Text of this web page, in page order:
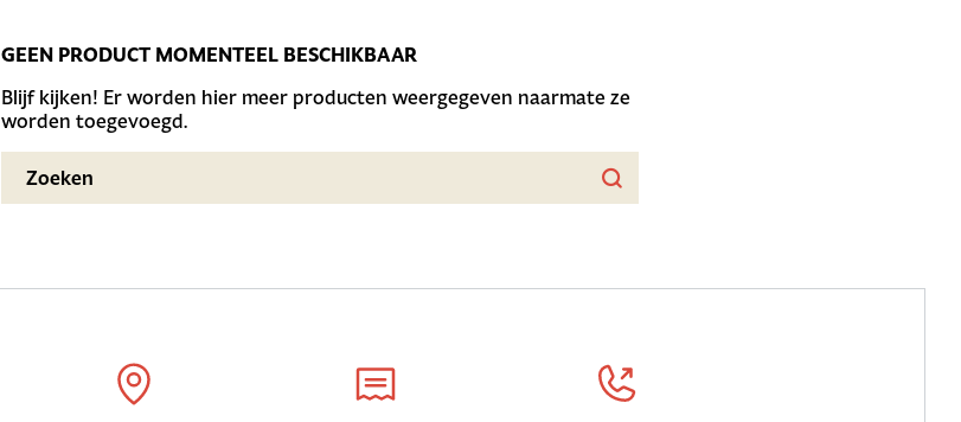
GEEN PRODUCT MOMENTEEL BESCHIKBAAR
Blijf kijken! Er worden hier meer producten weergegeven naarmate ze
worden toegevoegd.